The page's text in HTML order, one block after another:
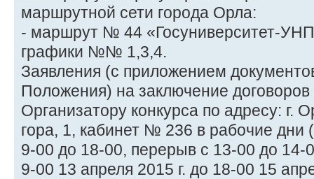
маршрутной сети города Орла:
- маршрут № 44 «Госуниверситет-
графики №№ 1,3,4.
Заявления (с приложением
Положения) на заключение договоров
Организатору конкурса по адресу: г.
гора, 1, кабинет № 236 в рабочие дни
9-00 до 18-00, перерыв с 13-00 до 14-
9-00 13 апреля 2015 г. до 18-00 15